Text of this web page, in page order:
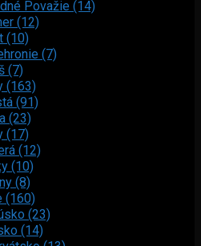
Považie (14)
(12)
(10)
(7)
(7)
(163)
(91)
(23)
(17)
(12)
(10)
(8)
(160)
(23)
(14)